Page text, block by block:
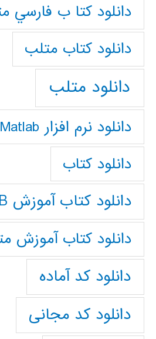
دانلود كتا ب فارسي
دانلود كتاب متلب
دانلود متلب
دانلود نرم افزار Matlab
دانلود کتاب
دانلود کتاب آموزش MATLAB
دانلود کتاب آموزش
دانلود کد آماده
دانلود کد مجانی